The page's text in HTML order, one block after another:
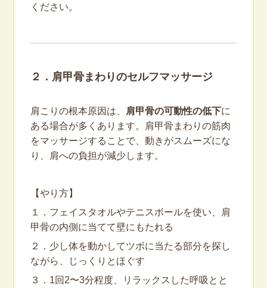
ください。
２．肩甲骨まわりのセルフマッサージ
肩こりの根本原因は、 肩甲骨の可動性の低下に
ある場合が多くあります。肩甲骨まわりの筋肉
をマッサージすることで、動きがスムーズにな
り、肩への負担が減少します。
【やり方】
１．フェイスタオルやテニスボールを使い、肩
甲骨の内側に当てて壁にもたれる
２．少し体を動かしてツボに当たる部分を探し
ながら、じっくりとほぐす
３．1回2〜3分程度、リラックスした呼吸とと